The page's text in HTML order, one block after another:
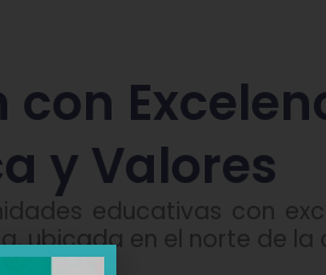
con
y Valores
educativas con
ubicada en el norte de la